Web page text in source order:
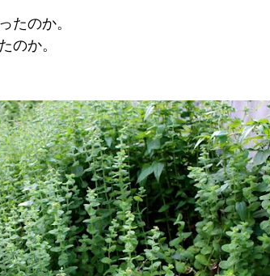
たのか。
のか。